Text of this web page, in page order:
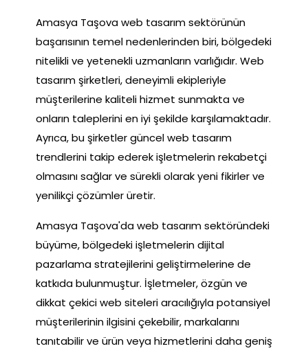
Amasya Taşova web tasarım sektörünün
başarısının temel nedenlerinden biri, bölgedeki
nitelikli ve yetenekli uzmanların varlığıdır. Web
tasarım şirketleri, deneyimli ekipleriyle
müşterilerine kaliteli hizmet sunmakta ve
onların taleplerini en iyi şekilde karşılamaktadır.
Ayrıca, bu şirketler güncel web tasarım
trendlerini takip ederek işletmelerin rekabetçi
olmasını sağlar ve sürekli olarak yeni fikirler ve
yenilikçi çözümler üretir.
Amasya Taşova'da web tasarım sektöründeki
büyüme, bölgedeki işletmelerin dijital
pazarlama stratejilerini geliştirmelerine de
katkıda bulunmuştur. İşletmeler, özgün ve
dikkat çekici web siteleri aracılığıyla potansiyel
müşterilerinin ilgisini çekebilir, markalarını
tanıtabilir ve ürün veya hizmetlerini daha geniş